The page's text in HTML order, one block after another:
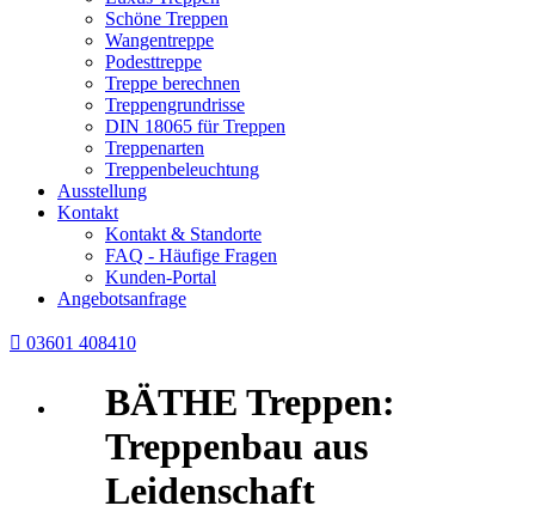
Schöne Treppen
Wangentreppe
Podesttreppe
Treppe berechnen
Treppengrundrisse
DIN 18065 für Treppen
Treppenarten
Treppenbeleuchtung
Ausstellung
Kontakt
Kontakt & Standorte
FAQ - Häufige Fragen
Kunden-Portal
Angebotsanfrage
 03601 408410
BÄTHE Treppen:
Treppenbau aus
Leidenschaft